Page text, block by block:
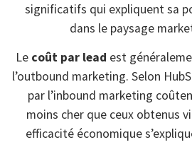
significatifs qui expliquent sa
dans le paysage
Le coût par lead est
l’outbound marketing. Selon
par l’inbound marketing
moins cher que ceux obtenus
efficacité économique